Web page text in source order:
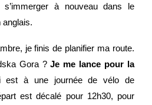
à nouveau dans le
anglais.
je finis de planifier ma route.
Gora ?Je me lance pour la
est à une journée de vélo de
est décalé pour 12h30, pour